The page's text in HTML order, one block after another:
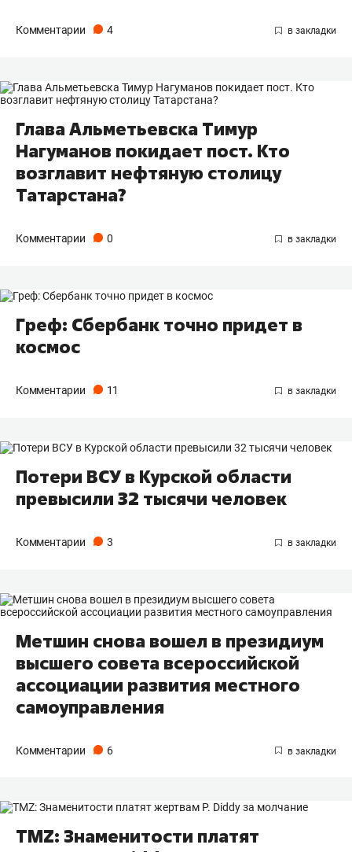
Комментарии 4
Глава Альметьевска Тимур
Нагуманов покидает пост. Кто
возглавит нефтяную столицу
Татарстана?
Комментарии 0
Греф: Сбербанк точно придет в
космос
Комментарии 11
Потери ВСУ в Курской области
превысили 32 тысячи человек
Комментарии 3
Метшин снова вошел в президиум
высшего совета всероссийской
ассоциации развития местного
самоуправления
Комментарии 6
TMZ: Знаменитости платят